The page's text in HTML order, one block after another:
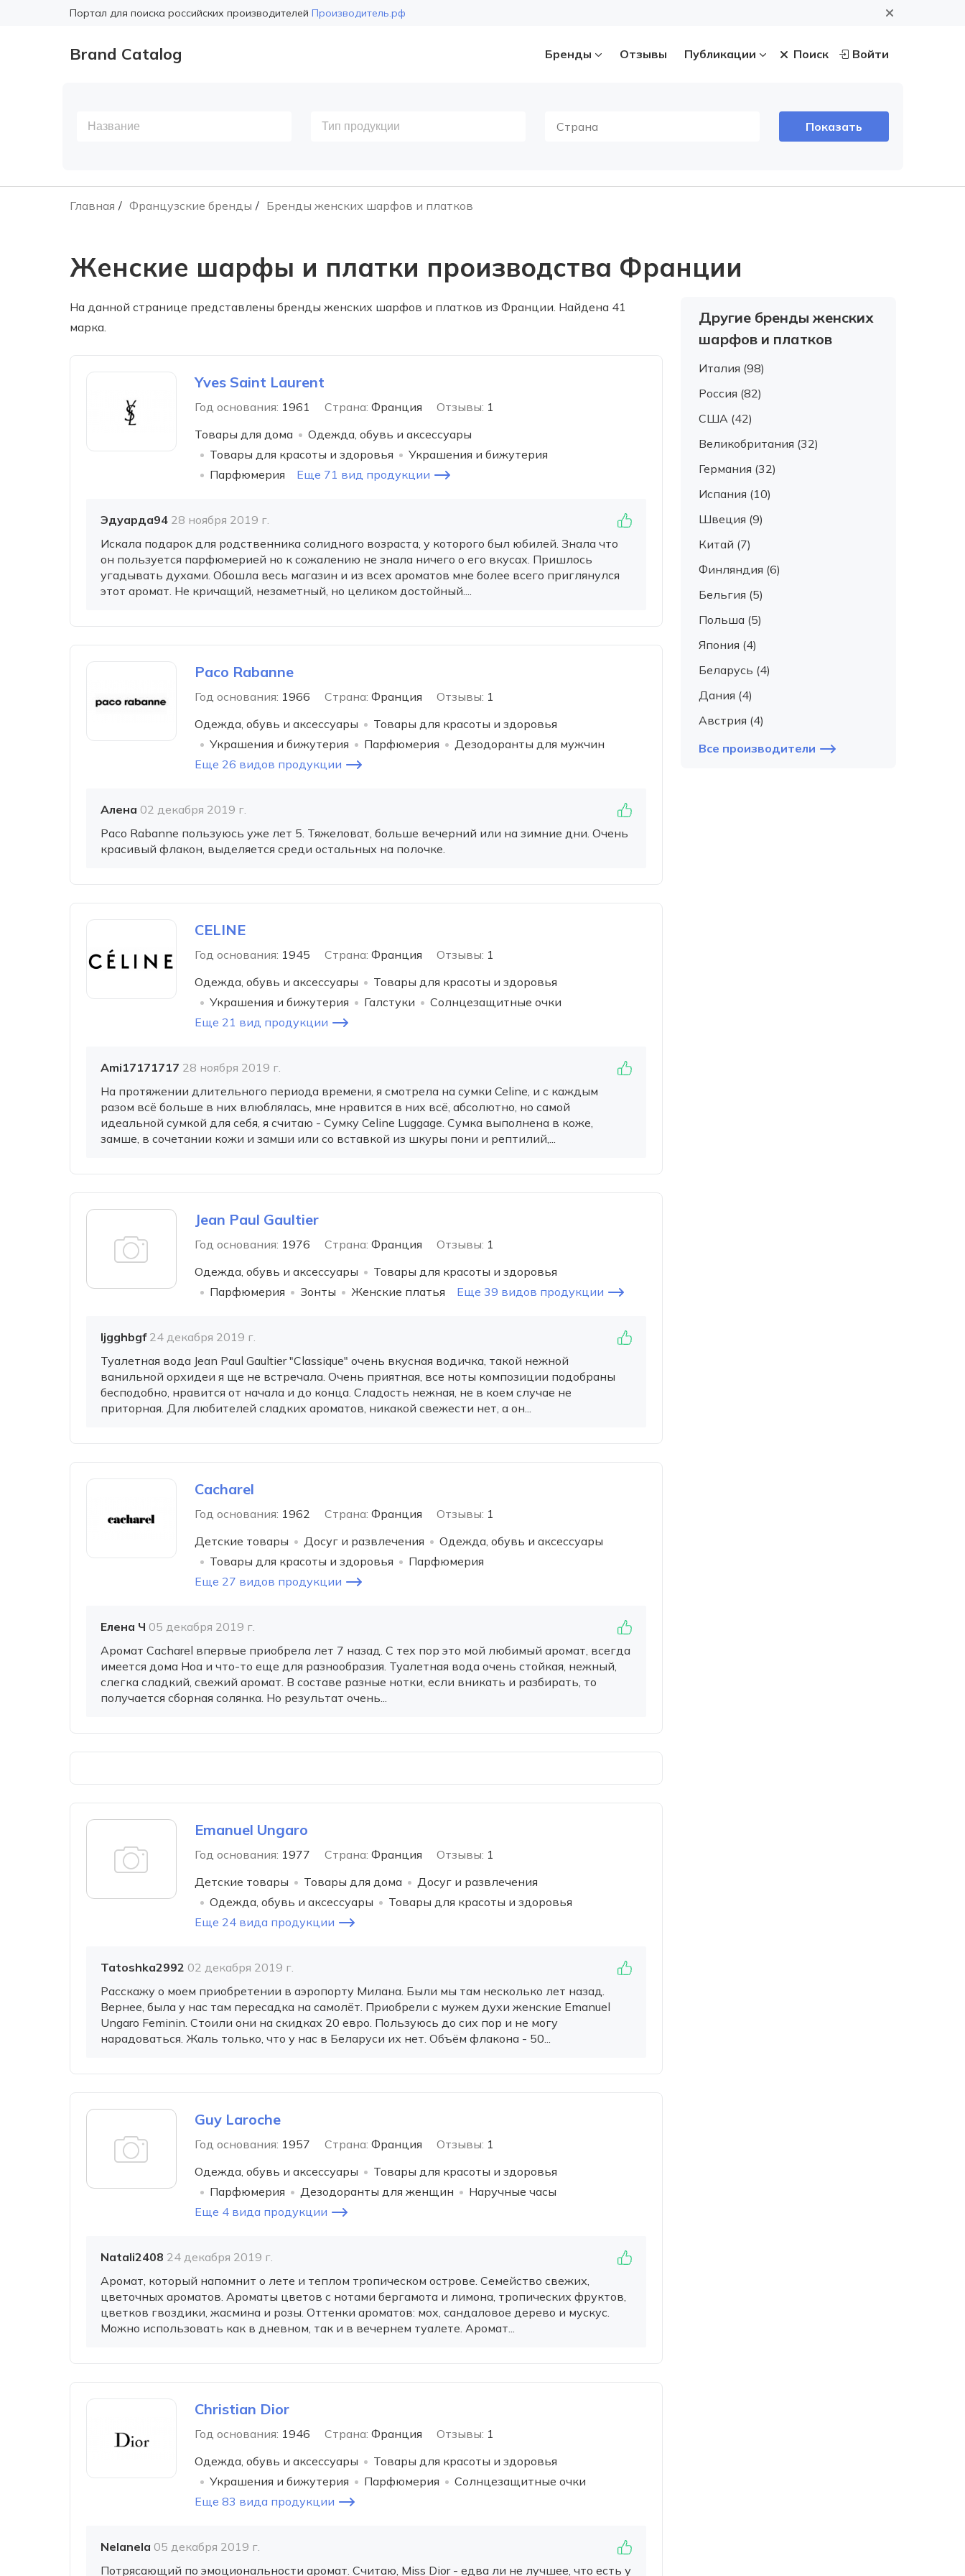
Портал для поиска российских производителей Производитель.рф
Brand Catalog Бренды Отзывы Публикации Поиск Войти
Страна
Главная Французские бренды Бренды женских шарфов и платков
Женские шарфы и платки производства Франции
На данной странице представлены бренды женских шарфов и платков из Франции. Найдена 41
марка.
Yves Saint Laurent
Год основания: 1961 Страна: Франция Отзывы: 1
Товары для дома
Одежда, обувь и аксессуары
Товары для красоты и здоровья
Украшения и бижутерия
Парфюмерия
Еще 71 вид продукции
Эдуарда94 28 ноября 2019 г.
Искала подарок для родственника солидного возраста, у которого был юбилей. Знала что
он пользуется парфюмерией но к сожалению не знала ничего о его вкусах. Пришлось
угадывать духами. Обошла весь магазин и из всех ароматов мне более всего приглянулся
этот аромат. Не кричащий, незаметный, но целиком достойный....
Paco Rabanne
Год основания: 1966 Страна: Франция Отзывы: 1
Одежда, обувь и аксессуары
Товары для красоты и здоровья
Украшения и бижутерия
Парфюмерия
Дезодоранты для мужчин
Еще 26 видов продукции
Алена 02 декабря 2019 г.
Paco Rabanne пользуюсь уже лет 5. Тяжеловат, больше вечерний или на зимние дни. Очень
красивый флакон, выделяется среди остальных на полочке.
CELINE
Год основания: 1945 Страна: Франция Отзывы: 1
Одежда, обувь и аксессуары
Товары для красоты и здоровья
Украшения и бижутерия
Галстуки
Солнцезащитные очки
Еще 21 вид продукции
Ami17171717 28 ноября 2019 г.
На протяжении длительного периода времени, я смотрела на сумки Celine, и с каждым
разом всё больше в них влюблялась, мне нравится в них всё, абсолютно, но самой
идеальной сумкой для себя, я считаю - Сумку Celine Luggage. Сумка выполнена в коже,
замше, в сочетании кожи и замши или со вставкой из шкуры пони и рептилий,...
Jean Paul Gaultier
Год основания: 1976 Страна: Франция Отзывы: 1
Одежда, обувь и аксессуары
Товары для красоты и здоровья
Парфюмерия
Зонты Женские платья Еще 39 видов продукции
ljgghbgf 24 декабря 2019 г.
Туалетная вода Jean Paul Gaultier "Classique" очень вкусная водичка, такой нежной
ванильной орхидеи я ще не встречала. Очень приятная, все ноты композиции подобраны
бесподобно, нравится от начала и до конца. Сладость нежная, не в коем случае не
приторная. Для любителей сладких ароматов, никакой свежести нет, а он...
Cacharel
Год основания: 1962 Страна: Франция Отзывы: 1
Детские товары
Досуг и развлечения
Одежда, обувь и аксессуары
Товары для красоты и здоровья
Парфюмерия
Еще 27 видов продукции
Елена Ч 05 декабря 2019 г.
Аромат Cacharel впервые приобрела лет 7 назад. С тех пор это мой любимый аромат, всегда
имеется дома Ноа и что-то еще для разнообразия. Туалетная вода очень стойкая, нежный,
слегка сладкий, свежий аромат. В составе разные нотки, если вникать и разбирать, то
получается сборная солянка. Но результат очень...
Emanuel Ungaro
Год основания: 1977 Страна: Франция Отзывы: 1
Детские товары
Товары для дома
Досуг и развлечения
Одежда, обувь и аксессуары
Товары для красоты и здоровья
Еще 24 вида продукции
Tatoshka2992 02 декабря 2019 г.
Расскажу о моем приобретении в аэропорту Милана. Были мы там несколько лет назад.
Вернее, была у нас там пересадка на самолёт. Приобрели с мужем духи женские Emanuel
Ungaro Feminin. Стоили они на скидках 20 евро. Пользуюсь до сих пор и не могу
нарадоваться. Жаль только, что у нас в Беларуси их нет. Объём флакона - 50...
Guy Laroche
Год основания: 1957 Страна: Франция Отзывы: 1
Одежда, обувь и аксессуары
Товары для красоты и здоровья
Парфюмерия
Дезодоранты для женщин
Наручные часы
Еще 4 вида продукции
Natali2408 24 декабря 2019 г.
Аромат, который напомнит о лете и теплом тропическом острове. Семейство свежих,
цветочных ароматов. Ароматы цветов с нотами бергамота и лимона, тропических фруктов,
цветков гвоздики, жасмина и розы. Оттенки ароматов: мох, сандаловое дерево и мускус.
Можно использовать как в дневном, так и в вечернем туалете. Аромат...
Christian Dior
Год основания: 1946 Страна: Франция Отзывы: 1
Одежда, обувь и аксессуары
Товары для красоты и здоровья
Украшения и бижутерия
Парфюмерия
Солнцезащитные очки
Еще 83 вида продукции
Nelanela 05 декабря 2019 г.
Потрясающий по эмоциональности аромат. Считаю, Miss Dior - едва ли не лучшее, что есть у
Другие бренды женских
шарфов и платков
Италия (98)
Россия (82)
США (42)
Великобритания (32)
Германия (32)
Испания (10)
Швеция (9)
Китай (7)
Финляндия (6)
Бельгия (5)
Польша (5)
Япония (4)
Беларусь (4)
Дания (4)
Австрия (4)
Все производители